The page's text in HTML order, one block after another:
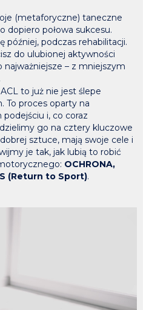
(metaforyczne) taneczne
dopiero połowa sukcesu.
później, podczas rehabilitacji.
do ulubionej aktywności
najważniejsze – z mniejszym
to już nie jest ślepe
To proces oparty na
i, co coraz
go na cztery kluczowe
sztuce, mają swoje cele i
je tak, jak lubią to robić
OCHRONA,
(Return to Sport).